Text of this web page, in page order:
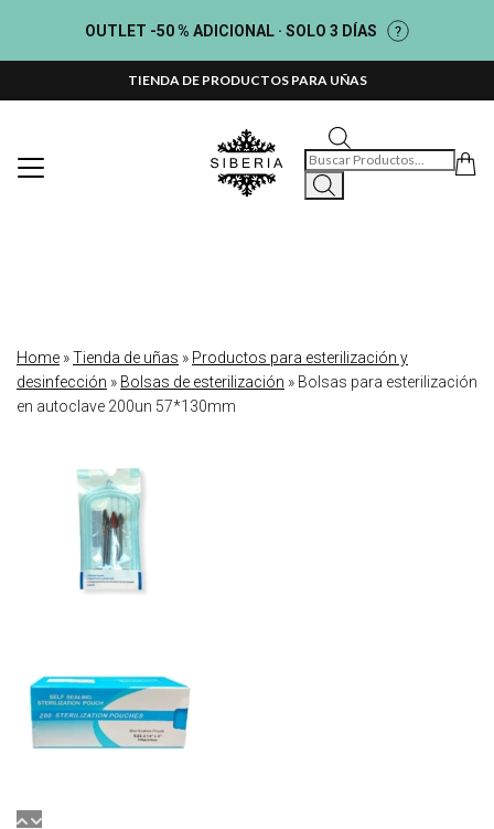
OUTLET -50 % ADICIONAL · SOLO 3 DÍAS
TIENDA DE PRODUCTOS PARA UÑAS
Búsqueda de productos
Home »Tienda de uñas » Productos para esterilización y
desinfección » Bolsas de esterilización » Bolsas para esterilización
en autoclave 200un 57*130mm